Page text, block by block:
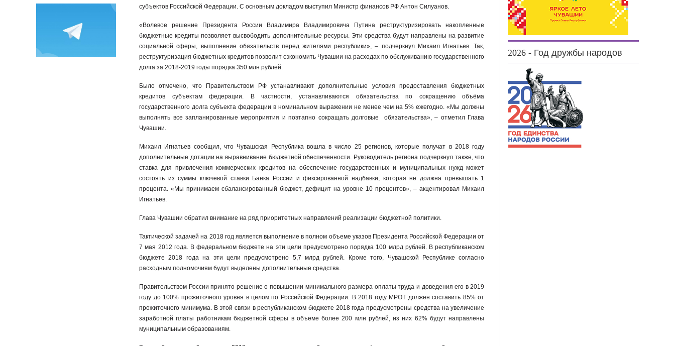
субъектов Российской Федерации. С основным докладом выступил Министр финансов РФ Антон Силуанов.
«Волевое решение Президента России Владимира Владимировича Путина реструктуризировать накопленные
бюджетные кредиты позволяет высвободить дополнительные ресурсы. Эти средства будут направлены на развитие
социальной сферы, выполнение обязательств перед жителями республики», – подчеркнул Михаил Игнатьев. Так,
реструктуризация бюджетных кредитов позволит сэкономить Чувашии на расходах по обслуживанию государственного
долга за 2018-2019 годы порядка 350 млн рублей.
Было отмечено, что Правительством РФ устанавливают дополнительные условия предоставления бюджетных
кредитов субъектам федерации. В частности, устанавливаются обязательства по сокращению объёма
государственного долга субъекта федерации в номинальном выражении не менее чем на 5% ежегодно. «Мы должны
выполнять все запланированные мероприятия и поэтапно сокращать долговые обязательства», – отметил Глава
Чувашии.
Михаил Игнатьев сообщил, что Чувашская Республика вошла в число 25 регионов, которые получат в 2018 году
дополнительные дотации на выравнивание бюджетной обеспеченности. Руководитель региона подчеркнул также, что
ставка для привлечения коммерческих кредитов на обеспечение государственных и муниципальных нужд может
состоять из суммы ключевой ставки Банка России и фиксированной надбавки, которая не должна превышать 1
процента. «Мы принимаем сбалансированный бюджет, дефицит на уровне 10 процентов», – акцентировал Михаил
Игнатьев.
Глава Чувашии обратил внимание на ряд приоритетных направлений реализации бюджетной политики.
Тактической задачей на 2018 год является выполнение в полном объеме указов Президента Российской Федерации от
7 мая 2012 года. В федеральном бюджете на эти цели предусмотрено порядка 100 млрд рублей. В республиканском
бюджете 2018 года на эти цели предусмотрено 5,7 млрд рублей. Кроме того, Чувашской Республике согласно
расходным полномочиям будут выделены дополнительные средства.
Правительством России принято решение о повышении минимального размера оплаты труда и доведения его в 2019
году до 100% прожиточного уровня в целом по Российской Федерации. В 2018 году МРОТ должен составить 85% от
прожиточного минимума. В этой связи в республиканском бюджете 2018 года предусмотрены средства на увеличение
заработной платы работникам бюджетной сферы в объеме более 200 млн рублей, из них 62% будут направлены
муниципальным образованиям.
2026 - Год дружбы народов